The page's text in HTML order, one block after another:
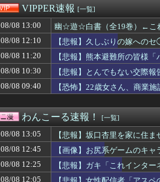
【衝撃】ジムのランニングマシーン占拠し
もやしレシピ
友達や同僚が妊娠出産した時に、本当に心
国税職員､税務調査で知り合った資産家か
【gifあり】甲子園のチアは神奈川の女子高
◆悲報◆中村敬斗の移籍はまたしても一筋
バスの乗り方わからない
友達「その人がフリン相手なの？最低だ
【衝撃動画】トラック事故で車がミンチ
分類すると同じカテゴリーだと思う俳優・
カープ小園『打率.254』坂倉『打率.255』
DeNAドラ３・宮下朝陽 .250 5本 18打点
【悲報】守田「森保さん！佐野海舟を代表
マーチ→大手コンサル内定ワイ、人生勝ち
【スターウォーズ】グローグーって寿命を
【衝撃】有吉、マツコに『ドン引き』して
VIPPER速報 [一覧]
08/08 13:00
幽☆遊☆白書（全19巻）←こ
08/08 12:10
【悲報】久しぶりの嫁への
08/08 11:20
【悲報】熊本避難所の皆様
08/08 10:30
【悲報】とんでもない交際
08/08 09:40
【恐怖】22歳女さん、商業
わんこーる速報！ [一覧]
08/08 13:05
【悲報】坂口杏里を家に住
08/08 12:45
【画像】お尻系ゲームのキ
08/08 12:25
【悲報】ガキ「これインタ
ぁ…」
08/08 12:05